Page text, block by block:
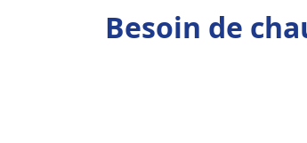
Besoin de